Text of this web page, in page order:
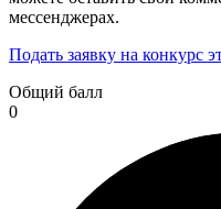
мессенджерах.
Подать заявку на конкурс
Общий балл
0